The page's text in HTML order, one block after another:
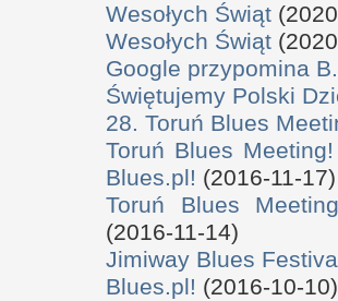
Wesołych Świąt
Wesołych Świąt
Google przypomina
Świętujemy Polski
28. Toruń Blues
Toruń Blues
Blues.pl! (2016-11-17)
Toruń Blues
(2016-11-14)
Jimiway Blues
Blues.pl! (2016-10-10)